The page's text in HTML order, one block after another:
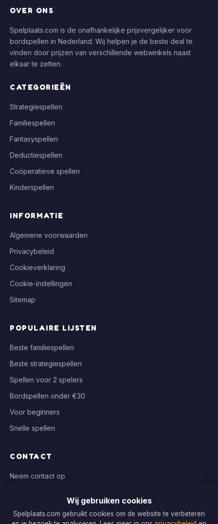
OVER ONS
Spelplaats.com is de onafhankelijke prijsvergelijker voor
bordspellen in Nederland. Wij helpen je de beste deal te
vinden door prijzen van verschillende webwinkels naast
elkaar te zetten.
CATEGORIEËN
Strategiespellen
Familiespellen
Fantasyspellen
Deductiespellen
Coöperatieve spellen
Kinderspellen
INFORMATIE
Algemene voorwaarden
Privacybeleid
Cookieverklaring
Cookie-instellingen
Sitemap
POPULAIRE LIJSTEN
Beste familiespellen
Beste strategiespellen
Spellen voor 2 spelers
Bordspellen onder €30
Voor beginners
Snelle spellen
CONTACT
Neem contact op
WIJ VERGELIJKEN BIJ
Wij gebruiken cookies
Spelplaats.com gebruikt cookies om de website te verbeteren